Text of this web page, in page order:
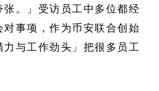
张。」受访员工中多位都经
事项，作为币安联合创始
与工作劲头」把很多员工